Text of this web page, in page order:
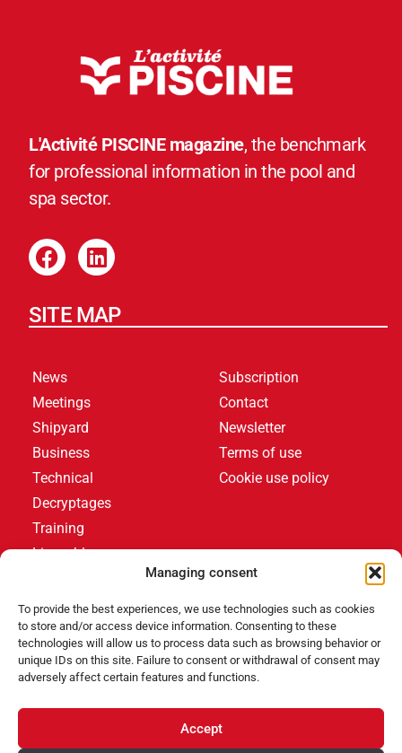
Managing consent
To provide the best experiences, we use technologies such as cookies
to store and/or access device information. Consenting to these
technologies will allow us to process data such as browsing behavior or
unique IDs on this site. Failure to consent or withdrawal of consent may
adversely affect certain features and functions.
Accept
L'Activité PISCINE magazine, the benchmark
for professional information in the pool and
spa sector.
SITE MAP
News
Meetings
Shipyard
Business
Technical
Decryptages
Training
Livres blancs
Subscription
Contact
Newsletter
Terms of use
Cookie use policy
LATEST ARTICLES
Events ,Products
ses pompes à chaleur Poolex MegaLine Fi